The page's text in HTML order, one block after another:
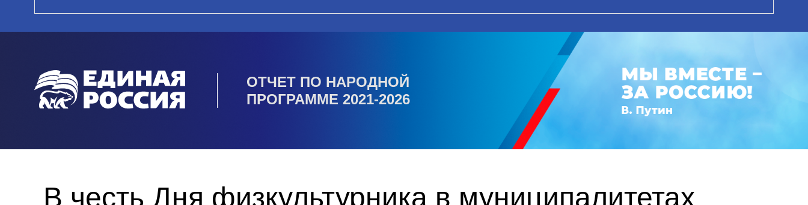
ОТЧЕТ ПО НАРОДНОЙ
ПРОГРАММЕ 2021-2026
В честь Дня физкультурника в муниципалитетах